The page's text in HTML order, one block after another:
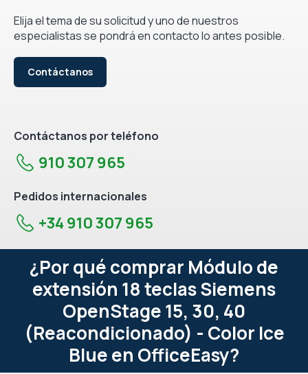
Elija el tema de su solicitud y uno de nuestros
especialistas se pondrá en contacto lo antes posible.
Contáctanos
Contáctanos por teléfono
910 307 965
Pedidos internacionales
+34 910 307 965
¿Por qué comprar Módulo de
extensión 18 teclas Siemens
OpenStage 15, 30, 40
(Reacondicionado) - Color Ice
Blue en OfficeEasy?